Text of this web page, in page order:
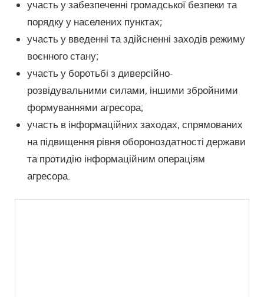
участь у забезпеченні громадської безпеки та
порядку у населених пунктах;
участь у введенні та здійсненні заходів режиму
воєнного стану;
участь у боротьбі з диверсійно-
розвідувальними силами, іншими збройними
формуваннями агресора;
участь в інформаційних заходах, спрямованих
на підвищення рівня обороноздатності держави
та протидію інформаційним операціям
агресора.